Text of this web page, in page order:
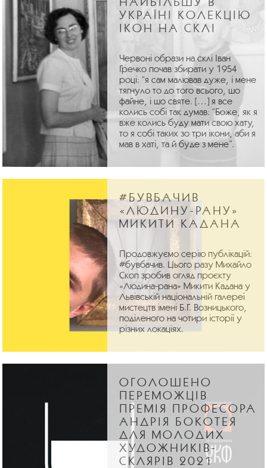
УКРАЇНІ КОЛЕКЦІЮ
ІКОН НА СКЛІ
Червоні образи на склі Іван
Гречко почав збирати у 1954
році: “я сам малював дуже, і мене
тягнуло то до того всього, шо
файне, і шо святе. […] я все
колись собі так думав: “Боже, як я
вже колись буду мати свою хату,
то я собі таких зо три ікони, аби я
мав в хаті, та й буде з мене”.
#БУВБАЧИВ
«ЛЮДИНУ-РАНУ»
МИКИТИ КАДАНА
Продовжуємо серію публікацій:
#бувбачив. Цього разу Михайло
Скоп зробив огляд проєкту
«Людина-рана» Микити Кадана у
Львівській національній галереї
мистецтв імені Б.Г. Возницького,
поділеного на чотири історії у
різних локаціях.
ОГОЛОШЕНО
ПЕРЕМОЖЦІВ
ПРЕМІЯ ПРОФЕСОРА
АНДРІЯ БОКОТЕЯ
ДЛЯ МОЛОДИХ
ХУДОЖНИКІВ-
СКЛЯРІВ 2021